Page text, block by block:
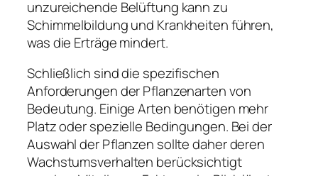
unzureichende Belüftung kann zu
Schimmelbildung und Krankheiten führen,
was die Erträge mindert.
Schließlich sind die spezifischen
Anforderungen der Pflanzenarten von
Bedeutung. Einige Arten benötigen mehr
Platz oder spezielle Bedingungen. Bei der
Auswahl der Pflanzen sollte daher deren
Wachstumsverhalten berücksichtigt